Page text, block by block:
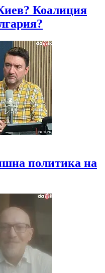
Коалиция
политика на